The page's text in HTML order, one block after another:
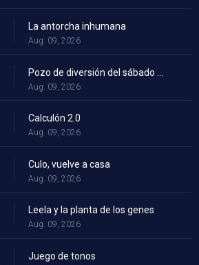
La antorcha inhumana
Aug. 09, 2026
Aug. 09, 2026
Calculón 2.0
Aug. 09, 2026
Culo, vuelve a casa
Aug. 09, 2026
Leela y la planta de los genes
Aug. 09, 2026
Juego de tonos